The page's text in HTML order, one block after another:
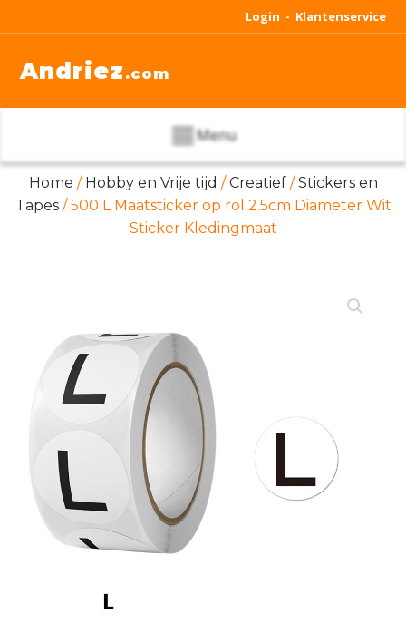
Login - Klantenservice
Andriez .com
Menu
Home / Hobby en Vrije tijd /Creatief/Stickers en
Tapes/ 500 L Maatsticker op rol 2.5cm Diameter Wit
Sticker Kledingmaat